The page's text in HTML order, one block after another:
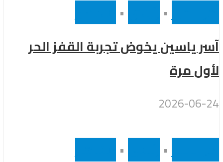
•
•
آسر ياسين يخوض تجربة القفز الحر
لأول مرة
2026-06-24
•
•